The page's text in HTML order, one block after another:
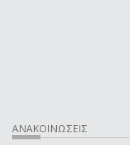
ΑΝΑΚΟΙΝΩΣΕΙΣ